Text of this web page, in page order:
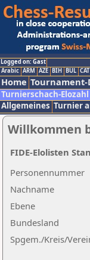
Logged on: Gast
Arabic ARM AZE BIH BUL CAT
Home Tournament-
Turnierschach-Elozahl
Allgemeines Turnier
Willkommen
Nachname
Ebene
Personennummer
Bundesland
Spgem./Kreis/
FIDE-Elolisten